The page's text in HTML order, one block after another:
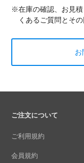
※在庫の確認、お見積
くあるご質問とそ
お
ご注文について
ご利用規約
会員規約